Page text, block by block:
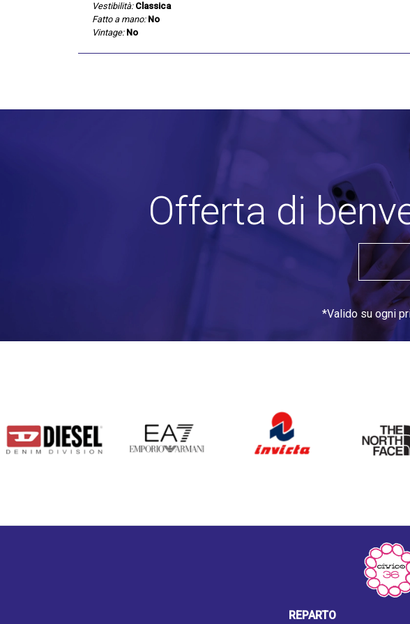
Vestibilità: Classica
Fatto a mano: No
Vintage: No
Offerta di
*Valido su ogni
INVICTA
NORTH
FACE
REPARTO